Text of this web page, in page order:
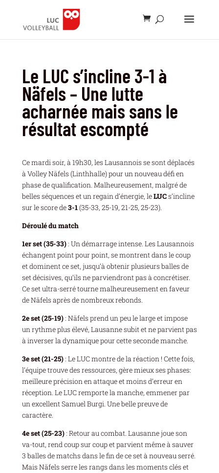
Le LUC s’incline 3-1 à
Näfels – Une lutte
acharnée mais sans le
résultat escompté
Ce mardi soir, à 19h30, les Lausannois se sont déplacés
à Volley Näfels (Linthhalle) pour un nouveau défi en
phase de qualification. Malheureusement, malgré de
belles séquences et un regain d’énergie, leLUCs’incline
sur le score de3-1(35-33, 25-19, 21-25, 25-23).
Déroulé du match
1er set (35-33): Un démarrage intense. Les Lausannois
échangent point pour point, se montrent dans le coup
et dominent ce set, jusqu’à obtenir plusieurs balles de
set décisives, qu’ils ne parviendront pas à concrétiser.
Ce set ultra-serré tourne malheureusement en faveur
de Näfels après de nombreux rebonds.
2e set (25-19): Näfels prend un peu le large et impose
un rythme plus élevé, Lausanne subit et ne parvient pas
à inverser la dynamique pour cette seconde manche.
3e set (21-25): Le LUC montre de la réaction ! Cette fois,
l’équipe trouve des ressources, gère mieux ses phases:
meilleure précision en attaque et moins d’erreur en
réception. Le LUC remporte la manche, emmener par
un excellent Samuel Burgi. Une belle preuve de
caractère.
4e set (25-23): Retour au combat. Lausanne joue son
va-tout, rend coup sur coup et parvient même à sauver
3 balles de matchs dans le fin de ce set à nouveau serré.
Mais Näfels serre les rangs dans les moments clés et